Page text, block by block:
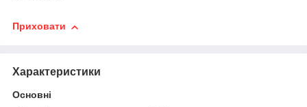
Приховати
Характеристики
Основні